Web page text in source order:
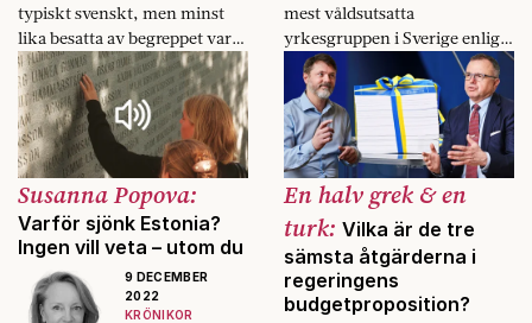
typiskt svenskt, men minst
lika besatta av begreppet var
de antika grekerna.
mest våldsutsatta
yrkesgruppen i Sverige enligt
en färsk undersökning. De är
inte bara oroliga över att elever
ska slå ihjäl varandra utan
också själva rädda för att
misshandlas om de ingriper.
Susanna Popova:
Varför sjönk Estonia?
Ingen vill veta – utom du
9 DECEMBER
2022
KRÖNIKOR
En halv grek & en
turk: Vilka är de tre
sämsta åtgärderna i
regeringens
budgetproposition?